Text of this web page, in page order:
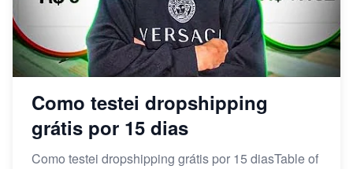
Como testei dropshipping
grátis por 15 dias
Como testei dropshipping grátis por 15 diasTable of